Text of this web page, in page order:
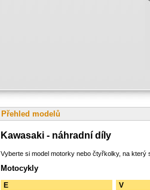
Přehled modelů
Kawasaki - náhradní díly
Vyberte si model motorky nebo čtyřkolky, na který
Motocykly
E V